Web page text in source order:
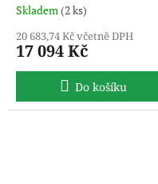
Skladem(2 ks)
20 683,74 Kč včetně DPH
17 094 Kč
Do košíku